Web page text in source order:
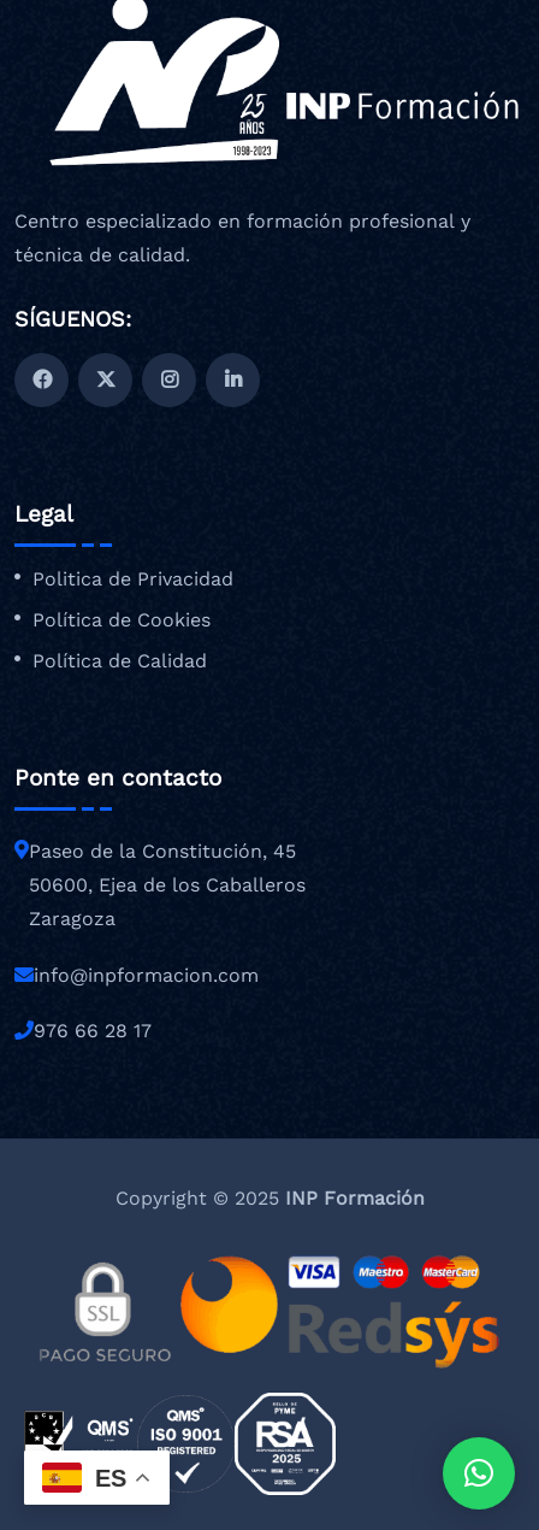
Centro especializado en formación profesional y
técnica de calidad.
SÍGUENOS:
Legal
Politica de Privacidad
Política de Cookies
Política de Calidad
Ponte en contacto
Paseo de la Constitución, 45
50600, Ejea de los Caballeros
Zaragoza
info@inpformacion.com
976 66 28 17
Copyright © 2025INP Formación
ES